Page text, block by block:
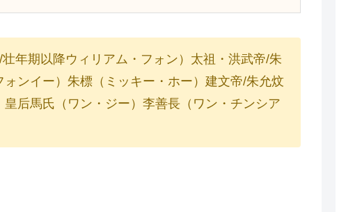
年期以降ウィリアム・フォン）太祖・洪武帝/朱
ンイー）朱標（ミッキー・ホー）建文帝/朱允炆
后馬氏（ワン・ジー）李善長（ワン・チンシア